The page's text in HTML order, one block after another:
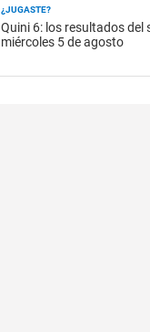
¿JUGASTE?
Quini 6: los resultados del
miércoles 5 de agosto